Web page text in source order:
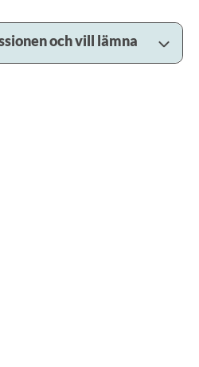
och vill lämna